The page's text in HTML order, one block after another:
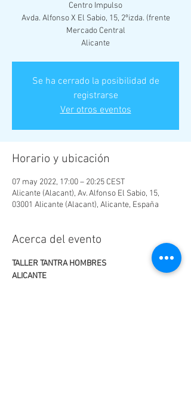
Centro Impulso
Avda. Alfonso X El Sabio, 15, 2ºizda. (frente
Mercado Central
Alicante
Se ha cerrado la posibilidad de
registrarse
Ver otros eventos
Horario y ubicación
07 may 2022, 17:00 – 20:25 CEST
Alicante (Alacant), Av. Alfonso El Sabio, 15,
03001 Alicante (Alacant), Alicante, España
Acerca del evento
TALLER TANTRA HOMBRES
ALICANTE